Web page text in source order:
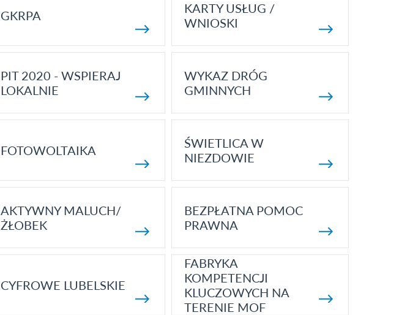
GKRPA
KARTY USŁUG /
WNIOSKI
PIT 2020 - WSPIERAJ
LOKALNIE
WYKAZ DRÓG
GMINNYCH
FOTOWOLTAIKA
ŚWIETLICA W
NIEZDOWIE
AKTYWNY MALUCH/
ŻŁOBEK
BEZPŁATNA POMOC
PRAWNA
CYFROWE LUBELSKIE
FABRYKA
KOMPETENCJI
KLUCZOWYCH NA
TERENIE MOF